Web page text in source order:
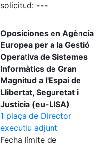
solicitud: ---
Oposiciones en Agència
Europea per a la Gestió
Operativa de Sistemes
Informàtics de Gran
Magnitud a l'Espai de
Llibertat, Seguretat i
Justícia (eu-LISA)
1 plaça de Director
executiu adjunt
Fecha límite de